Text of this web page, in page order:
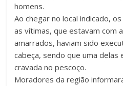
homens.
Ao chegar no local indicado,
as vítimas, que estavam com
amarrados, haviam sido
cabeça, sendo que uma delas
cravada no pescoço.
Moradores da região